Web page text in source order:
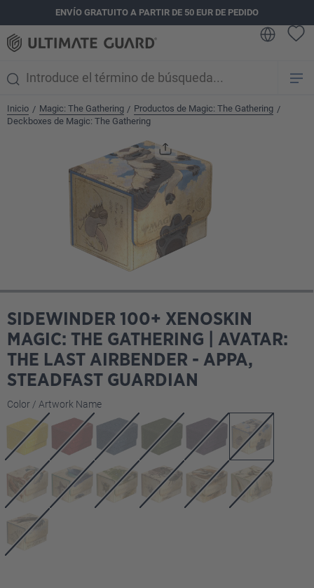
principalENVÍO GRATUITO A PARTIR DE 50 EUR DE PEDIDO
Inicio / Magic: The Gathering / Productos de Magic: The Gathering /
Deckboxes de Magic: The Gathering
SIDEWINDER 100+ XENOSKIN
MAGIC: THE GATHERING | AVATAR:
THE LAST AIRBENDER - APPA,
STEADFAST GUARDIAN
Seleccione
Color / Artwork Name